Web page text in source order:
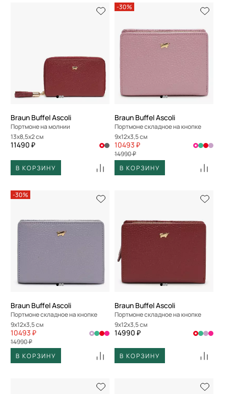
Braun Buffel Ascoli
Портмоне на молнии
13x8,5x2 см
11490 ₽
В КОРЗИНУ
-30%
Braun Buffel Ascoli
Портмоне складное на кнопке
9x12x3,5 см
10493 ₽
14990 ₽
В КОРЗИНУ
-30%
Braun Buffel Ascoli
Портмоне складное на кнопке
9x12x3,5 см
10493 ₽
14990 ₽
В КОРЗИНУ
Braun Buffel Ascoli
Портмоне складное на кнопке
9x12x3,5 см
14990 ₽
В КОРЗИНУ